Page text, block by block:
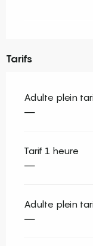
Tarifs
Adulte plein
—
Tarif 1 heure
—
Adulte plein
—